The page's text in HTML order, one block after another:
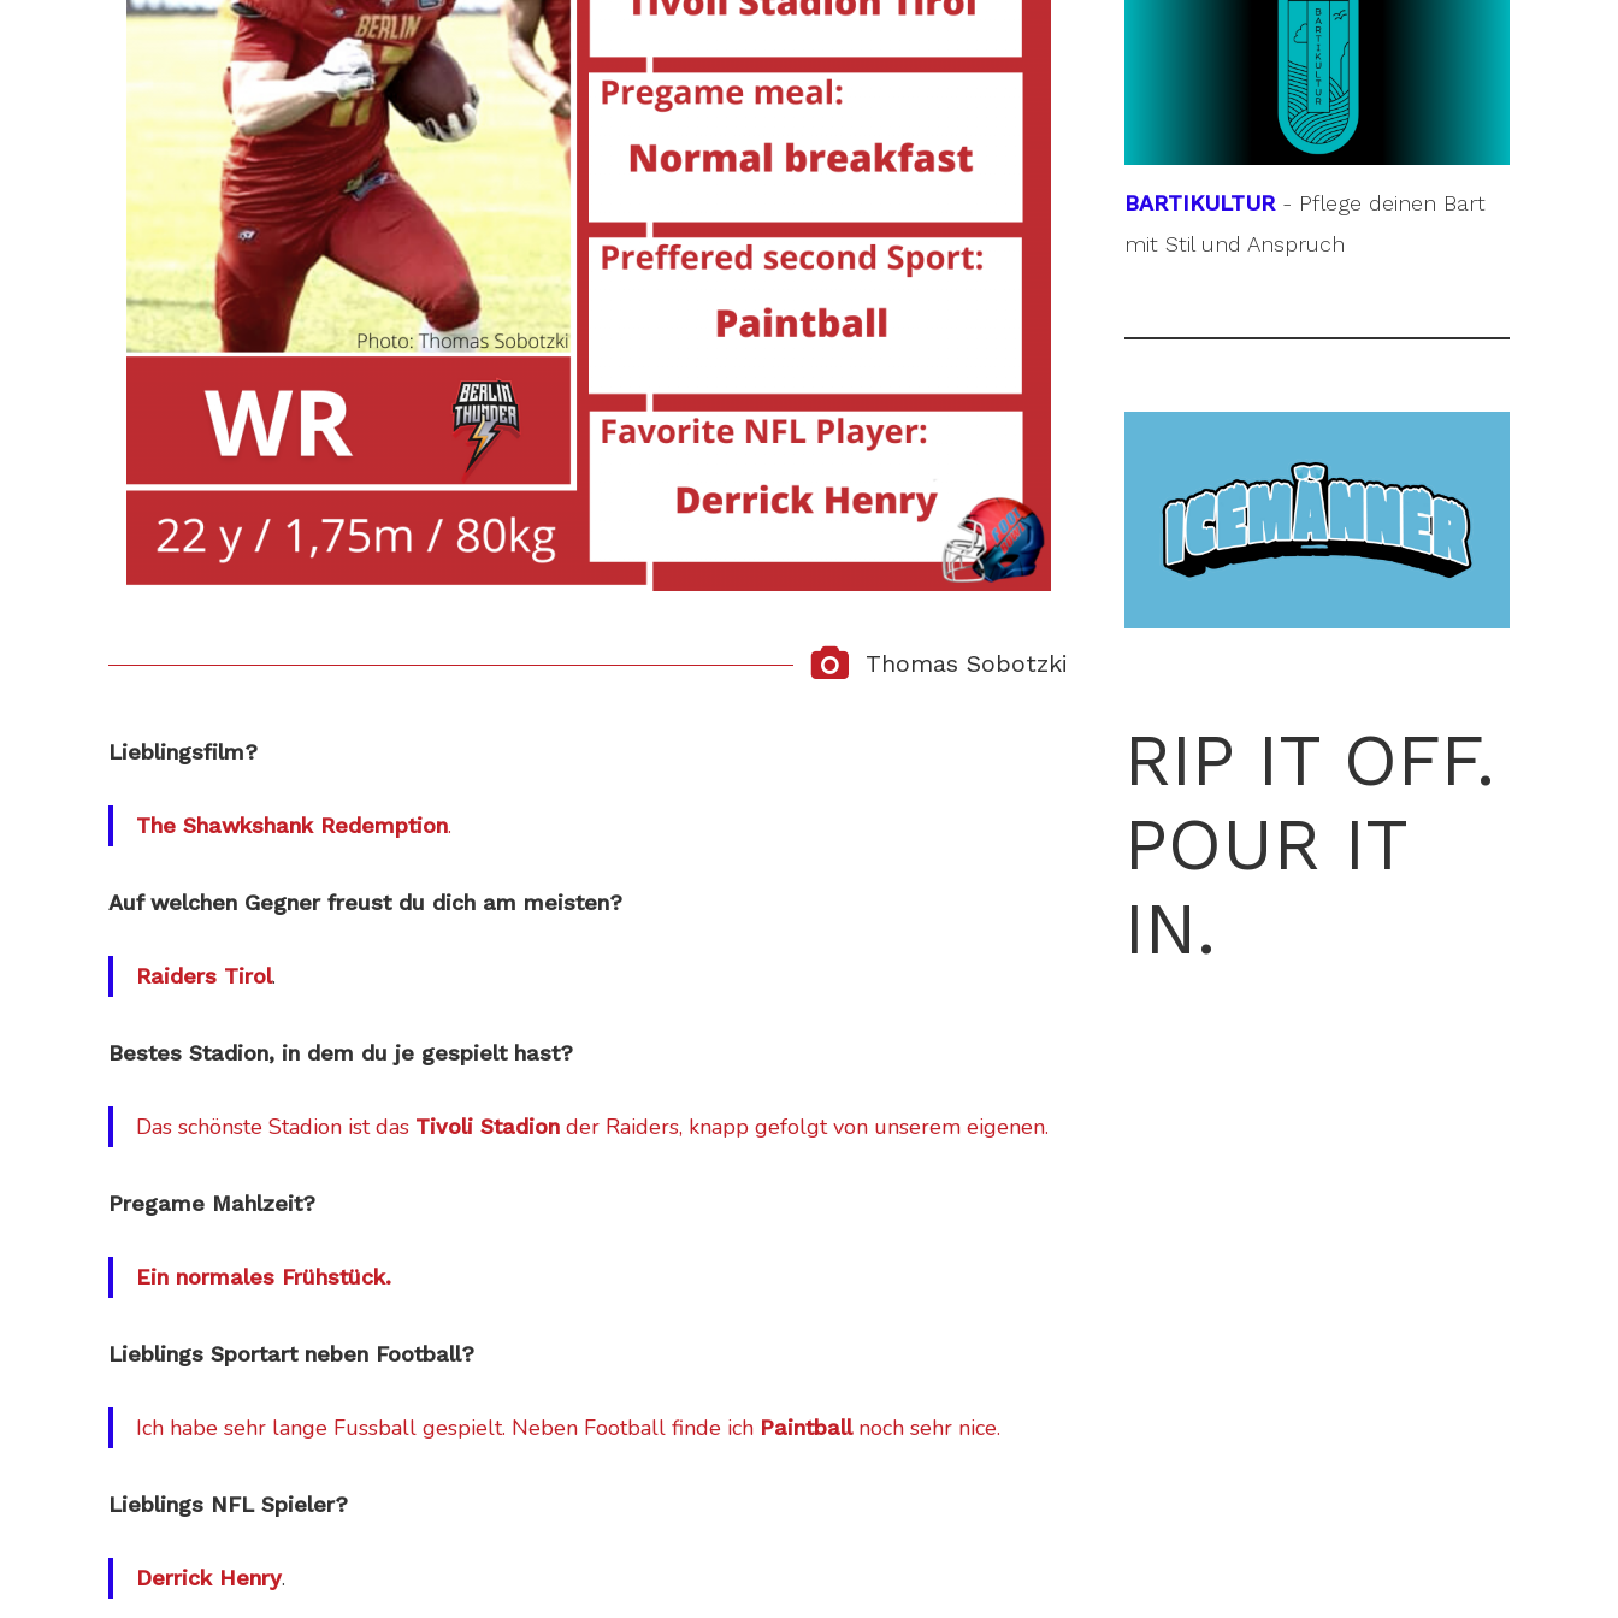
Thomas Sobotzki
Lieblingsfilm?
The Shawkshank Redemption.
Auf welchen Gegner freust du dich am meisten?
Raiders Tirol.
Bestes Stadion, in dem du je gespielt hast?
Das schönste Stadion ist das Tivoli Stadion der Raiders, knapp gefolgt von unserem eigenen.
Pregame Mahlzeit?
Ein normales Frühstück.
Lieblings Sportart neben Football?
Ich habe sehr lange Fussball gespielt. Neben Football finde ich Paintball noch sehr nice.
Lieblings NFL Spieler?
Derrick Henry.
BARTIKULTUR- Pflege deinen Bart
mit Stil und Anspruch
RIP IT OFF.
POUR IT
IN.